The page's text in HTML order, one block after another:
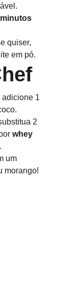
quiser,
em pó.
adicione 1
2
whey
um
morango!